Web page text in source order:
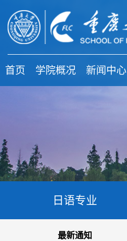
首页 学院概况 新闻中心
日语专业
最新通知